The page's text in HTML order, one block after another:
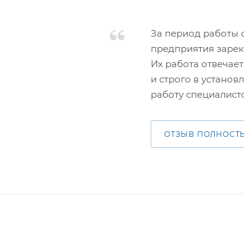
За период работы
предприятия
Их работа
и строго в
работу
ОТЗЫВ